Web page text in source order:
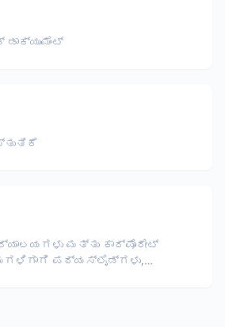
ಮತ್ತು ಕಾರ್ಪೊರೇಟ್
ಪಠ್ಯಸ್ಲೈಡ್ಗಳು,